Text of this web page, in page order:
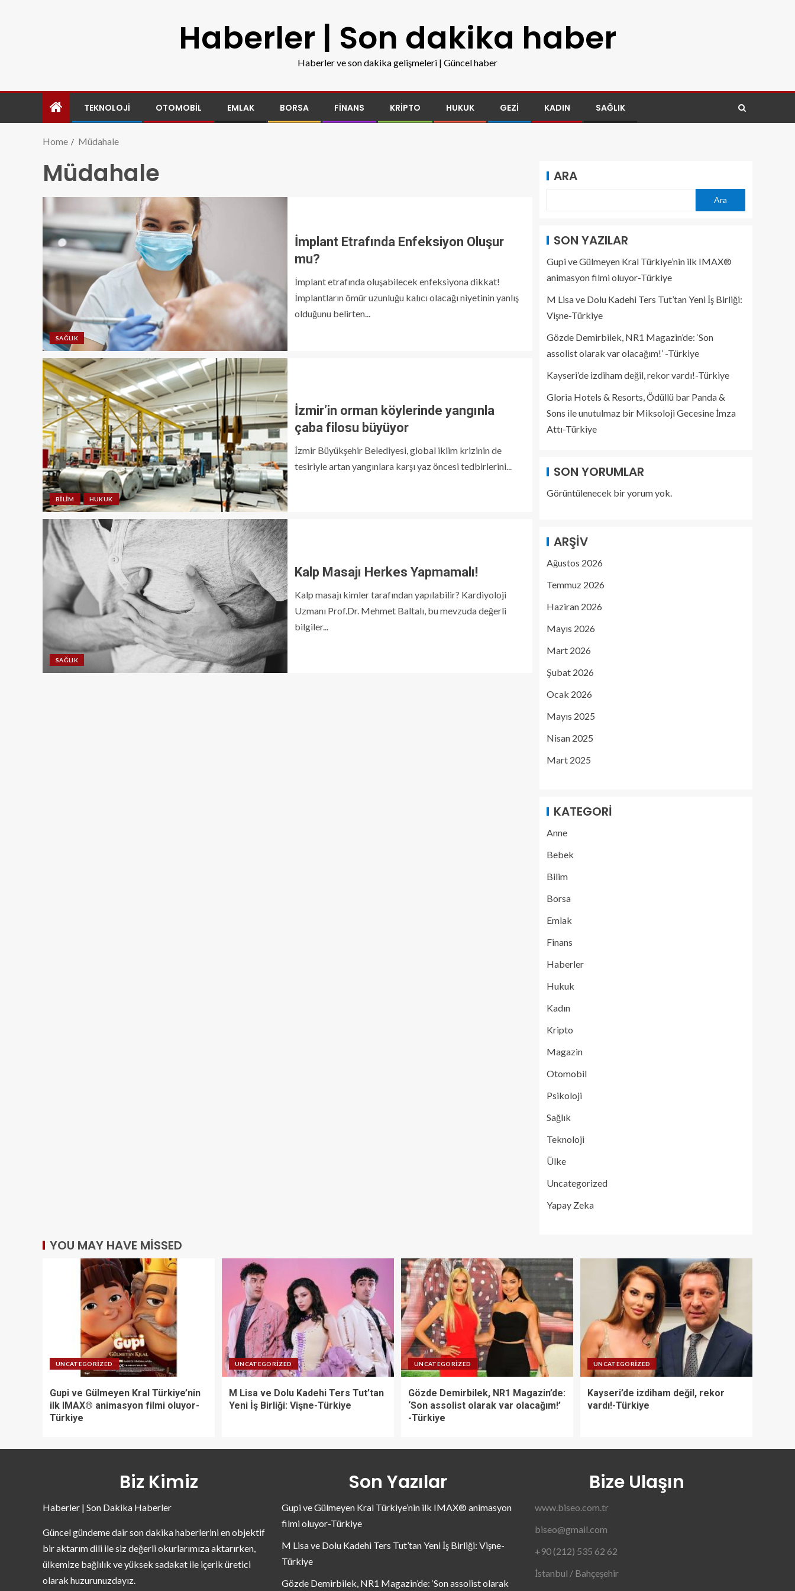
Haberler | Son dakika haber
Haberler ve son dakika gelişmeleri | Güncel haber
TEKNOLOJI OTOMOBIL EMLAK BORSA FINANS KRIPTO HUKUK GEZI KADIN SAĞLIK
Home Müdahale
Müdahale
SAĞLIK
İmplant Etrafında Enfeksiyon Oluşur
mu?
İmplant etrafında oluşabilecek enfeksiyona dikkat!
İmplantların ömür uzunluğu kalıcı olacağı niyetinin yanlış
olduğunu belirten...
BILIM HUKUK
İzmir’in orman köylerinde yangınla
çaba filosu büyüyor
İzmir Büyükşehir Belediyesi, global iklim krizinin de
tesiriyle artan yangınlara karşı yaz öncesi tedbirlerini...
SAĞLIK
Kalp Masajı Herkes Yapmamalı!
Kalp masajı kimler tarafından yapılabilir? Kardiyoloji
Uzmanı Prof.Dr. Mehmet Baltalı, bu mevzuda değerli
bilgiler...
ARA
Ara
SON YAZILAR
Gupi ve Gülmeyen Kral Türkiye’nin ilk IMAX®
animasyon filmi oluyor-Türkiye
M Lisa ve Dolu Kadehi Ters Tut’tan Yeni İş Birliği:
Vişne-Türkiye
Gözde Demirbilek, NR1 Magazin’de: ‘Son
assolist olarak var olacağım!’ -Türkiye
Kayseri’de izdiham değil, rekor vardı!-Türkiye
Gloria Hotels & Resorts, Ödüllü bar Panda &
Sons ile unutulmaz bir Miksoloji Gecesine İmza
Attı-Türkiye
SON YORUMLAR
Görüntülenecek bir yorum yok.
ARŞIV
Ağustos 2026
Temmuz 2026
Haziran 2026
Mayıs 2026
Mart 2026
Şubat 2026
Ocak 2026
Mayıs 2025
Nisan 2025
Mart 2025
KATEGORI
Anne
Bebek
Bilim
Borsa
Emlak
Finans
Haberler
Hukuk
Kadın
Kripto
Magazin
Otomobil
Psikoloji
Sağlık
Teknoloji
Ülke
Uncategorized
Yapay Zeka
YOU MAY HAVE MISSED
UNCATEGORIZED
Gupi ve Gülmeyen Kral Türkiye’nin
ilk IMAX® animasyon filmi oluyor-
Türkiye
UNCATEGORIZED
M Lisa ve Dolu Kadehi Ters Tut’tan
Yeni İş Birliği: Vişne-Türkiye
UNCATEGORIZED
Gözde Demirbilek, NR1 Magazin’de:
‘Son assolist olarak var olacağım!’
-Türkiye
UNCATEGORIZED
Kayseri’de izdiham değil, rekor
vardı!-Türkiye
Biz Kimiz
Haberler | Son Dakika Haberler
Güncel gündeme dair son dakika haberlerini en objektif
bir aktarım dili ile siz değerli okurlarımıza aktarırken,
ülkemize bağlılık ve yüksek sadakat ile içerik üretici
olarak huzurunuzdayız.
Son Yazılar
Gupi ve Gülmeyen Kral Türkiye’nin ilk IMAX® animasyon
filmi oluyor-Türkiye
M Lisa ve Dolu Kadehi Ters Tut’tan Yeni İş Birliği: Vişne-
Türkiye
Gözde Demirbilek, NR1 Magazin’de: ‘Son assolist olarak
Bize Ulaşın
www.biseo.com.tr
biseo@gmail.com
+90 (212) 535 62 62
İstanbul / Bahçeşehir